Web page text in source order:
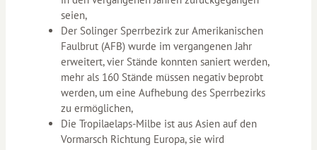
seien,
Der Solinger Sperrbezirk zur Amerikanischen
Faulbrut (AFB) wurde im vergangenen Jahr
erweitert, vier Stände konnten saniert werden,
mehr als 160 Stände müssen negativ beprobt
werden, um eine Aufhebung des Sperrbezirks
zu ermöglichen,
Die Tropilaelaps-Milbe ist aus Asien auf den
Vormarsch Richtung Europa, sie wird